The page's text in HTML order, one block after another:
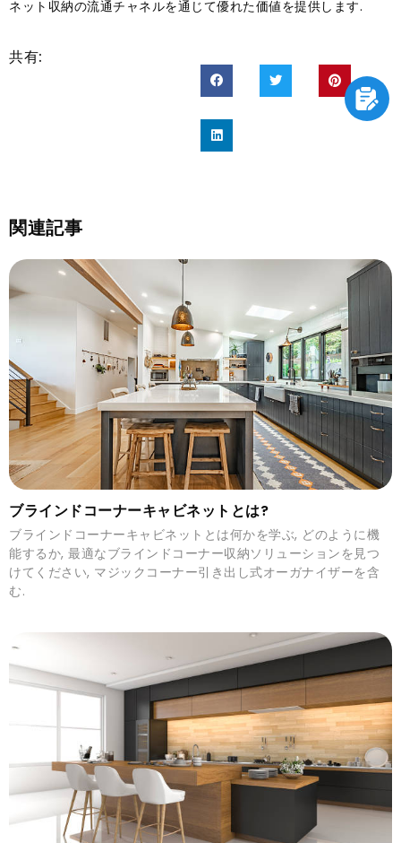
ネット収納の流通チャネルを通じて優れた価値を提供します.
共有:
関連記事
ブラインドコーナーキャビネットとは?
ブラインドコーナーキャビネットとは何かを学ぶ, どのように機
能するか, 最適なブラインドコーナー収納ソリューションを見つ
けてください, マジックコーナー引き出し式オーガナイザーを含
む.